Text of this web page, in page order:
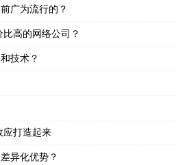
广为流行的？
高的网络公司？
技术？
应打造起来
异化优势？